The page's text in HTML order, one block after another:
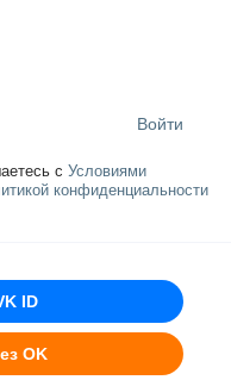
Войти
с Условиями
конфиденциальности
ID
OK